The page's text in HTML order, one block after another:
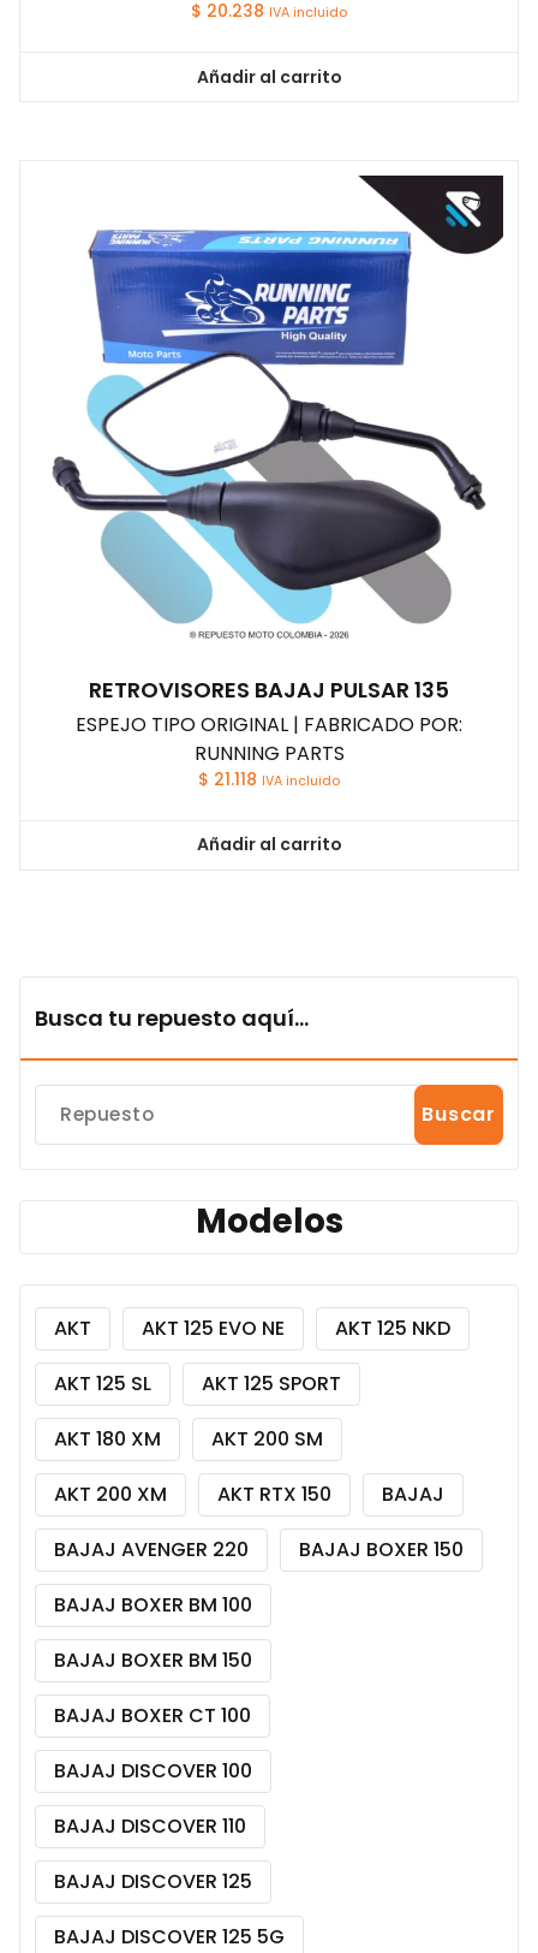
$ 20.238 IVA incluido
Añadir al carrito
RETROVISORES BAJAJ PULSAR 135
ESPEJO TIPO ORIGINAL | FABRICADO POR:
RUNNING PARTS
$ 21.118 IVA incluido
Añadir al carrito
Busca tu repuesto aquí...
Buscar
Modelos
AKT AKT 125 EVO NE
AKT 125 NKD
AKT 125 SL
AKT 125 SPORT
AKT 180 XM
AKT 200 SM
AKT 200 XM
AKT RTX 150
BAJAJ
BAJAJ AVENGER 220
BAJAJ BOXER 150
BAJAJ BOXER BM 100
BAJAJ BOXER BM 150
BAJAJ BOXER CT 100
BAJAJ DISCOVER 100
BAJAJ DISCOVER 110
BAJAJ DISCOVER 125
BAJAJ DISCOVER 125 5G